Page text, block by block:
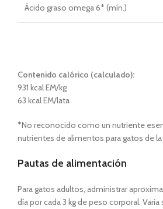
Ácido graso omega 6* (mín.)
Contenido calórico (calculado):
931 kcal EM/kg
63 kcal EM/lata
*No reconocido como un nutriente
nutrientes de alimentos para gatos de la
Pautas de alimentación
Para gatos adultos, administrar
día por cada 3 kg de peso corporal. Varía